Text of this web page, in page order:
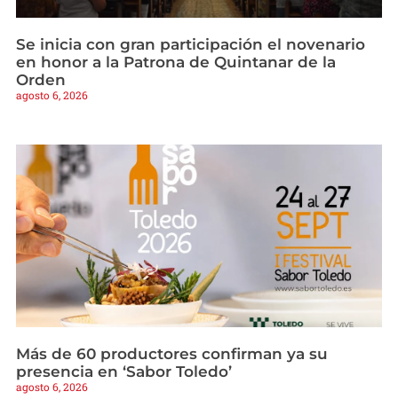
Se inicia con gran participación el novenario
en honor a la Patrona de Quintanar de la
Orden
agosto 6, 2026
Más de 60 productores confirman ya su
presencia en ‘Sabor Toledo’
agosto 6, 2026